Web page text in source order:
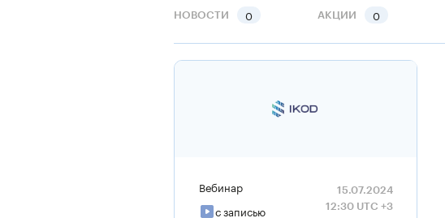
НОВОСТИ 0 АКЦИИ 0
Вебинар
с записью
15.07.2024
12:30 UTC +3